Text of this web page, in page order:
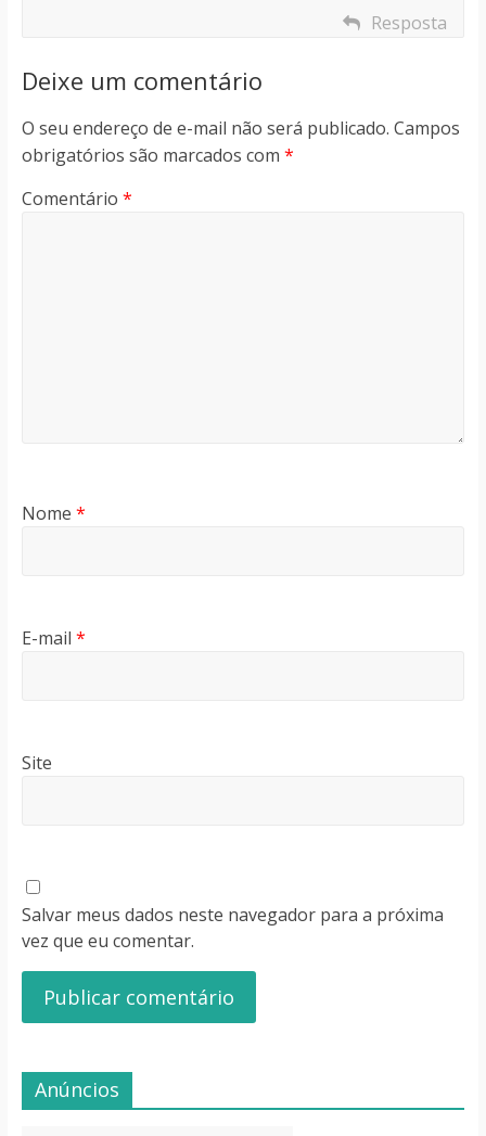
Resposta
Deixe um comentário
O seu endereço de e-mail não será publicado. Campos
obrigatórios são marcados com *
Comentário *
Nome *
E-mail *
Site
Salvar meus dados neste navegador para a próxima
vez que eu comentar.
Anúncios